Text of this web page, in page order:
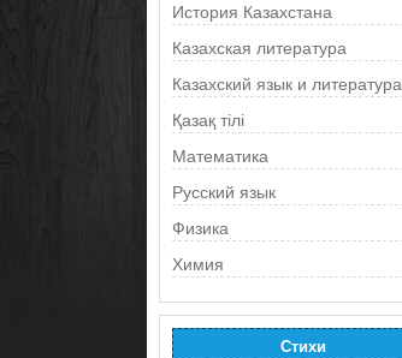
История Казахстана
Казахская литература
Казахский язык и литература
Қазақ тілі
Математика
Русский язык
Физика
Химия
Стихи